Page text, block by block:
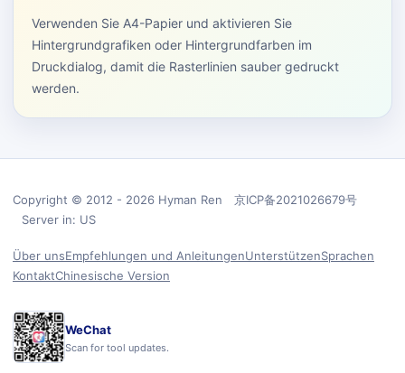
Verwenden Sie A4-Papier und aktivieren Sie
Hintergrundgrafiken oder Hintergrundfarben im
Druckdialog, damit die Rasterlinien sauber gedruckt
werden.
Copyright © 2012 - 2026 Hyman Ren 京ICP备2021026679号
Server in: US
Über unsEmpfehlungen und AnleitungenUnterstützenSprachen
KontaktChinesische Version
WeChat
Scan for tool updates.